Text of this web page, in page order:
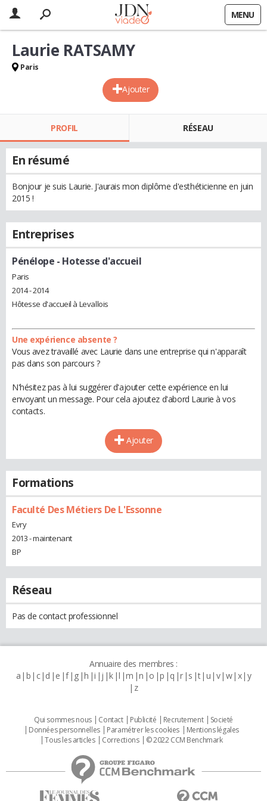
MENU
Ajouter
Laurie RATSAMY
Paris
PROFIL RÉSEAU
En résumé
Bonjour je suis Laurie. J'aurais mon diplôme d'esthéticienne en juin
2015 !
Entreprises
Pénélope - Hotesse d'accueil
Paris
2014 - 2014
Hôtesse d'accueil à Levallois
Une expérience absente ?
Vous avez travaillé avec Laurie dans une entreprise qui n'apparaît
pas dans son parcours ?
N'hésitez pas à lui suggérer d'ajouter cette expérience en lui
envoyant un message. Pour cela ajoutez d'abord Laurie à vos
contacts.
Ajouter
Formations
Faculté Des Métiers De L'Essonne
Evry
2013 - maintenant
BP
Réseau
Pas de contact professionnel
Annuaire des membres :
a b c d e f g h i j k l m n o p q r s t u v w x y
z
Qui sommes nous Contact Publicité Recrutement
Societé
Données personnelles
Paramétrer les cookies
Mentions légales
Tous les articles
Corrections © 2022 CCM Benchmark